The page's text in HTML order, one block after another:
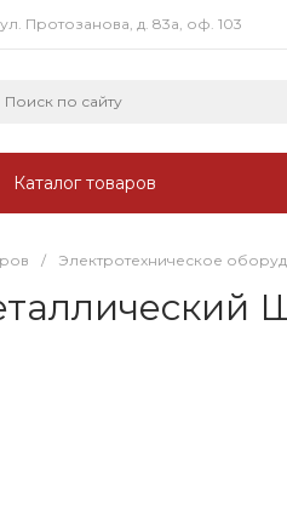
Протозанова, д. 83а, оф. 103
Каталог товаров
/ Электротехническое